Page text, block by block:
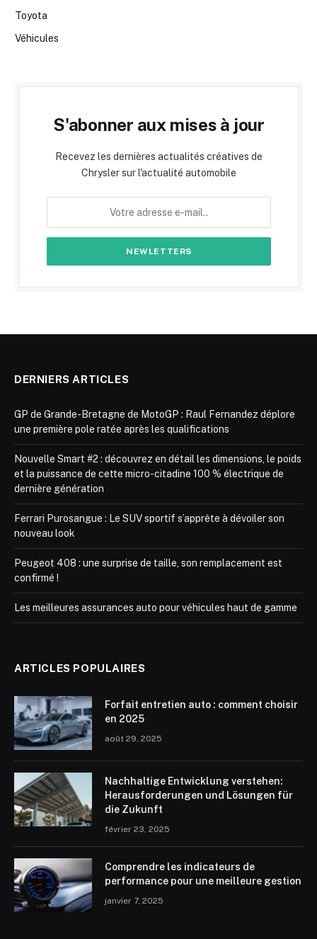
Toyota
Véhicules
S'abonner aux mises à jour
Recevez les dernières actualités créatives de
Chrysler sur l'actualité automobile
DERNIERS ARTICLES
GP de Grande-Bretagne de MotoGP : Raul Fernandez déplore
une première pole ratée après les qualifications
Nouvelle Smart #2 : découvrez en détail les dimensions, le poids
et la puissance de cette micro-citadine 100 % électrique de
dernière génération
Ferrari Purosangue : Le SUV sportif s’apprête à dévoiler son
nouveau look
Peugeot 408 : une surprise de taille, son remplacement est
confirmé !
Les meilleures assurances auto pour véhicules haut de gamme
ARTICLES POPULAIRES
Forfait entretien auto : comment choisir
en 2025
août 29, 2025
Nachhaltige Entwicklung verstehen:
Herausforderungen und Lösungen für
die Zukunft
février 23, 2025
Comprendre les indicateurs de
performance pour une meilleure gestion
janvier 7, 2025